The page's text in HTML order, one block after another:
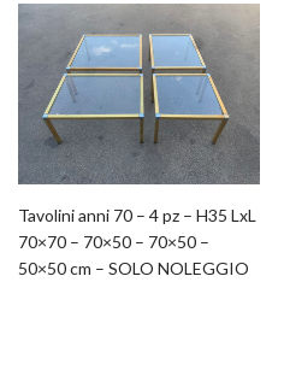
Tavolini anni 70 – 4 pz – H35 LxL
70×70 – 70×50 – 70×50 –
50×50 cm – SOLO NOLEGGIO